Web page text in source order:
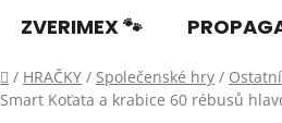
ZVERIMEX 🐾
Domů
/ HRAČKY / Společenské hry /
Smart Koťata a krabice 60 rébusů